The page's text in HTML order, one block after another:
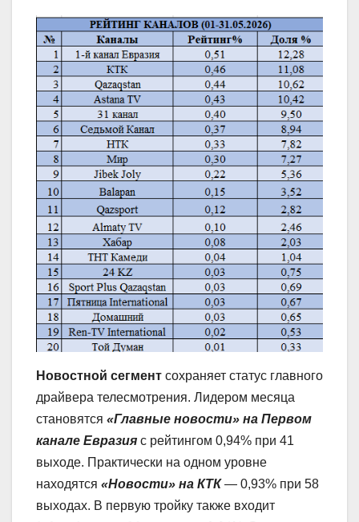
Новостной сегмент сохраняет статус главного
драйвера телесмотрения. Лидером месяца
становятся «Главные новости» на Первом
канале Евразия с рейтингом 0,94% при 41
выходе. Практически на одном уровне
находятся «Новости» на КТК— 0,93% при 58
выходах. В первую тройку также входит